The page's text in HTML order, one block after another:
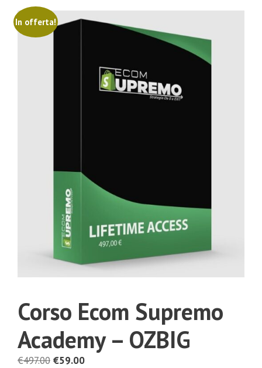
In offerta!
Corso Ecom Supremo
Academy – OZBIG
€497.00 Il
€59.00Il